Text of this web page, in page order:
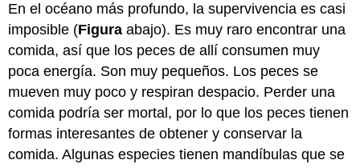
En el océano más profundo, la supervivencia es casi
imposible (Figura abajo). Es muy raro encontrar una
comida, así que los peces de allí consumen muy
poca energía. Son muy pequeños. Los peces se
mueven muy poco y respiran despacio. Perder una
comida podría ser mortal, por lo que los peces tienen
formas interesantes de obtener y conservar la
comida. Algunas especies tienen mandíbulas que se